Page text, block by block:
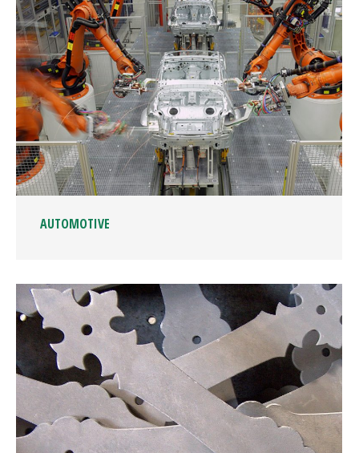
AUTOMOTIVE